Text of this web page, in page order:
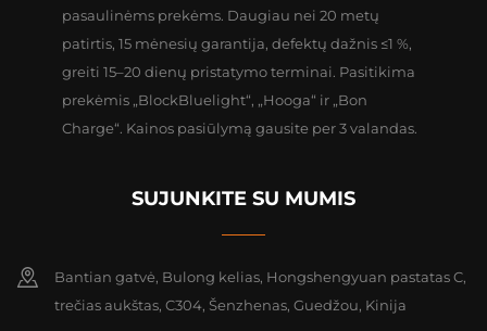
pasaulinėms prekėms. Daugiau nei 20 metų
patirtis, 15 mėnesių garantija, defektų dažnis ≤1 %,
greiti 15–20 dienų pristatymo terminai. Pasitikima
prekėmis „BlockBluelight“, „Hooga“ ir „Bon
Charge“. Kainos pasiūlymą gausite per 3 valandas.
SUJUNKITE SU MUMIS
Bantian gatvė, Bulong kelias, Hongshengyuan pastatas C,
trečias aukštas, C304, Šenzhenas, Guedžou, Kinija